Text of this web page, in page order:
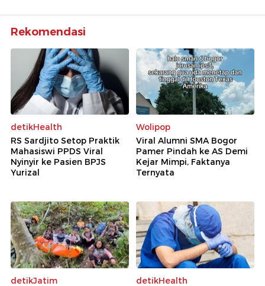
Rekomendasi
detikHealth
RS Sardjito Setop Praktik
Mahasiswi PPDS Viral
Nyinyir ke Pasien BPJS
Yurizal
Wolipop
Viral Alumni SMA Bogor
Pamer Pindah ke AS Demi
Kejar Mimpi, Faktanya
Ternyata
detikJatim
detikHealth